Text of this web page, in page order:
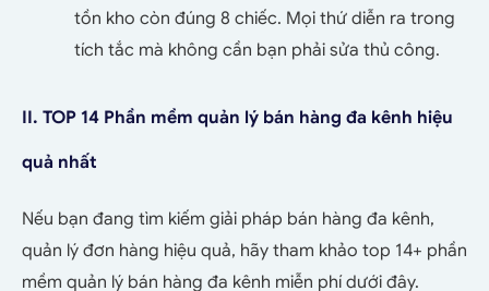
tồn kho còn đúng 8 chiếc. Mọi thứ diễn ra trong
tích tắc mà không cần bạn phải sửa thủ công.
II. TOP 14 Phần mềm quản lý bán hàng đa kênh hiệu
quả nhất
Nếu bạn đang tìm kiếm giải pháp bán hàng đa kênh,
quản lý đơn hàng hiệu quả, hãy tham khảo top 14+ phần
mềm quản lý bán hàng đa kênh miễn phí dưới đây.